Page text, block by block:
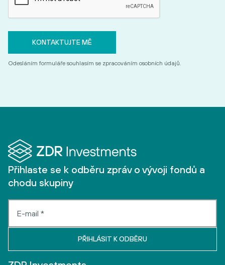
Odesláním formuláře souhlasím se zpracováním osobních údajů.
Přihlaste se k odběru zpráv o vývoji fondů a
chodu skupiny